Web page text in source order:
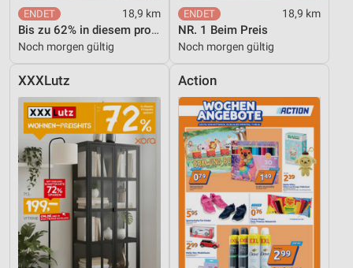
18,9 km
Bis zu 62% in diesem prospekt
Noch morgen gültig
18,9 km
NR. 1 Beim Preis
Noch morgen gültig
XXXLutz Action